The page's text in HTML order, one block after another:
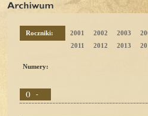
Roczniki: 2001 2002 2003
2011
2012 2013
Numery:
() -